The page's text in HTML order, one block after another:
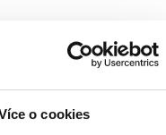
o cookies